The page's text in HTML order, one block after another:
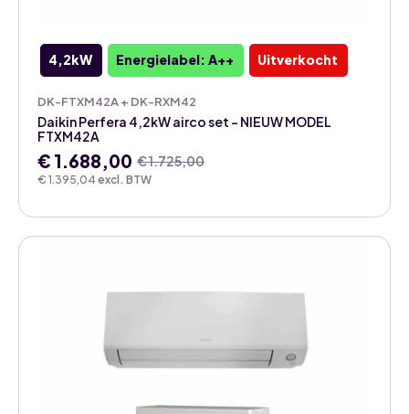
4,2kW Energielabel: A++ Uitverkocht
DK-FTXM42A + DK-RXM42
€ 1.395,04 excl. BTW
Daikin Perfera 4,2kW airco set – NIEUW MODEL
FTXM42A
€1.725,00
Oorspronkelijke
prijs
€ 1.688,00
Huidige
prijs